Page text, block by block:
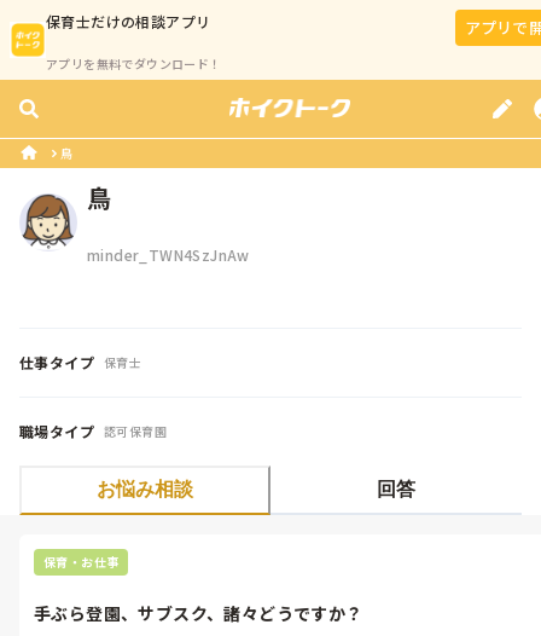
保育士だけの相談アプリ
アプリを無料でダウンロード！
アプリで
鳥
鳥
minder_TWN4SzJnAw
仕事タイプ 保育士
職場タイプ 認可保育園
お悩み相談 回答
保育・お仕事
手ぶら登園、サブスク、諸々どうですか？